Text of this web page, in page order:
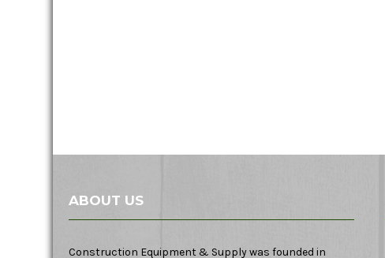
ABOUT US
Construction Equipment & Supply was founded in